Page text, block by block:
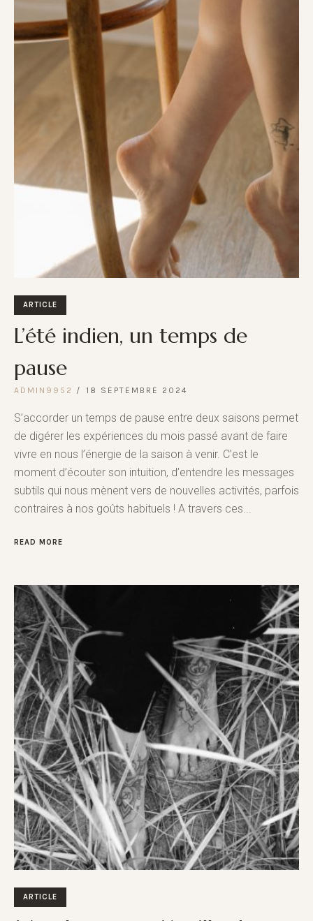
ARTICLE
L’été indien, un temps de
pause
ADMIN9952 18 SEPTEMBRE 2024
S’accorder un temps de pause entre deux saisons permet
de digérer les expériences du mois passé avant de faire
vivre en nous l’énergie de la saison à venir. C’est le
moment d’écouter son intuition, d’entendre les messages
subtils qui nous mènent vers de nouvelles activités, parfois
contraires à nos goûts habituels ! A travers ces...
READ MORE
ARTICLE